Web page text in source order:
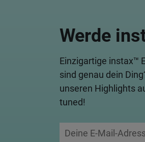
Werde
Einzigartige instax™
sind genau dein
unseren Highlights
tuned!